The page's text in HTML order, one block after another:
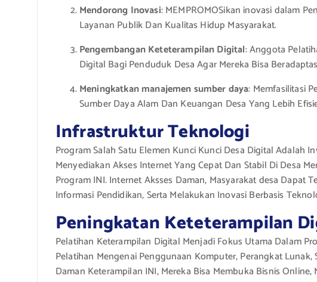
Mendorong Inovasi: MEMPROMOSikan inovasi dalam
Layanan Publik Dan Kualitas Hidup Masyarakat.
Pengembangan Keteterampilan Digital: Anggota
Digital Bagi Penduduk Desa Agar Mereka Bisa
Meningkatkan manajemen sumber daya: Memfasilitasi
Sumber Daya Alam Dan Keuangan Desa Yang Lebih
Infrastruktur Teknologi
Program Salah Satu Elemen Kunci Kunci Desa Digital Adalah
Menyediakan Akses Internet Yang Cepat Dan Stabil Di Desa
Program INI. Internet Aksses Daman, Masyarakat desa Dapat
Informasi Pendidikan, Serta Melakukan Inovasi Berbasis
Peningkatan Keteterampilan
Pelatihan Keterampilan Digital Menjadi Fokus Utama Dalam
Pelatihan Mengenai Penggunaan Komputer, Perangkat
Daman Keterampilan INI, Mereka Bisa Membuka Bisnis